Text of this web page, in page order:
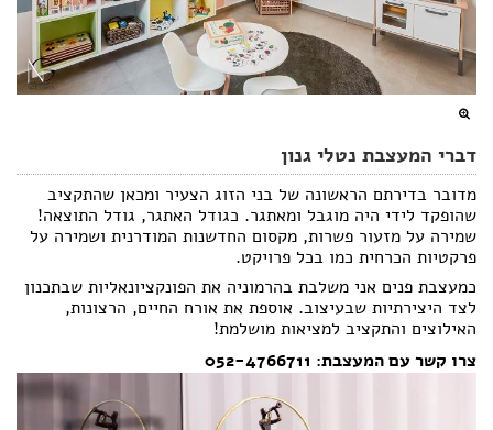
דברי המעצבת נטלי גנון
מדובר בדירתם הראשונה של בני הזוג הצעיר ומכאן שהתקציב
שהופקד לידי היה מוגבל ומאתגר. כגודל האתגר, גודל התוצאה!
שמירה על מזעור פשרות, מקסום החדשנות המודרנית ושמירה על
פרקטיות הכרחית כמו בכל פרויקט.
כמעצבת פנים אני משלבת בהרמוניה את הפונקציונאליות שבתכנון
לצד היצירתיות שבעיצוב. אוספת את אורח החיים, הרצונות,
האילוצים והתקציב למציאות מושלמת!
צרו קשר עם המעצבת: 052-4766711